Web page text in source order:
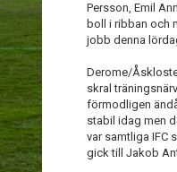
Persson, Emil
boll i ribban och
jobb denna
Derome/
skral
förmodligen
stabil idag men
var samtliga IFC
gick till Jakob